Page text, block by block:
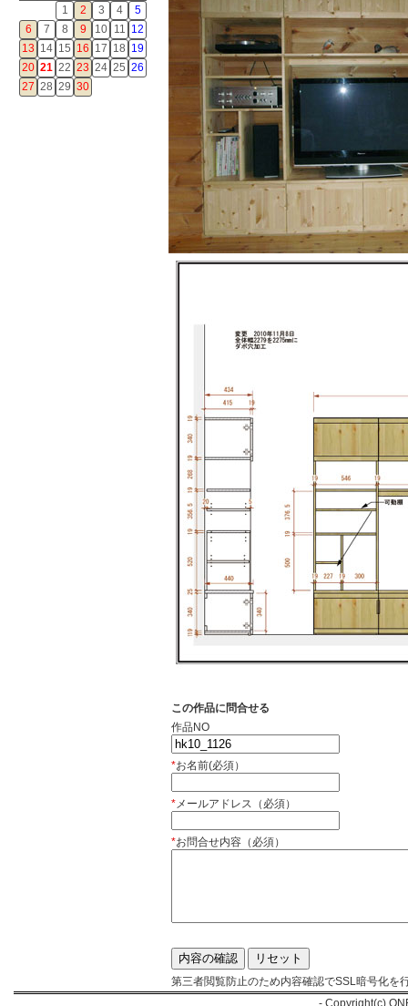
1
2 3 4
5
6
7 8 9 10 11 12
13 14 15 16 17 18 19
20 21 22 23 24 25 26
27 28 29 30
この作品に問合せる
作品NO
*お名前(必須）
*メールアドレス（必須）
*お問合せ内容（必須）
第三者閲覧防止のため内容確認でSSL暗号化を
- Copyright(c)